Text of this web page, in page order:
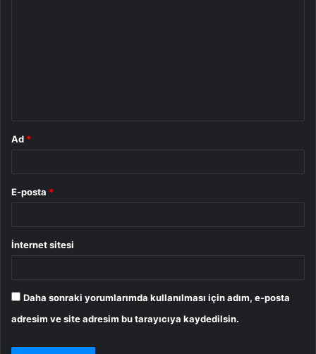
Ad *
E-posta *
İnternet sitesi
Daha sonraki yorumlarımda kullanılması için adım, e-posta
adresim ve site adresim bu tarayıcıya kaydedilsin.